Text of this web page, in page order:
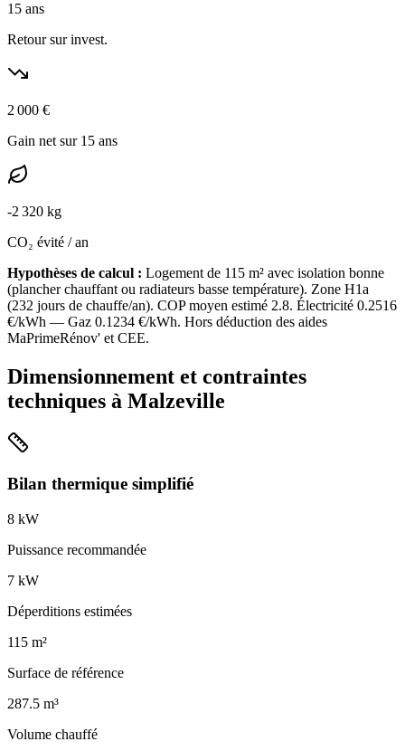
15 ans
Retour sur invest.
2 000 €
Gain net sur 15 ans
-2 320 kg
CO₂ évité / an
Hypothèses de calcul : Logement de 115 m² avec isolation bonne
(plancher chauffant ou radiateurs basse température). Zone H1a
(232 jours de chauffe/an). COP moyen estimé 2.8. Électricité 0.2516
€/kWh — Gaz 0.1234 €/kWh. Hors déduction des aides
MaPrimeRénov' et CEE.
Dimensionnement et contraintes
techniques à Malzeville
Bilan thermique simplifié
8 kW
Puissance recommandée
7 kW
Déperditions estimées
115 m²
Surface de référence
287.5 m³
Volume chauffé